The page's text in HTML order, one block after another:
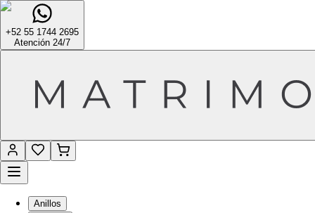
+52 55 1744 2695
Atención 24/7
Anillos